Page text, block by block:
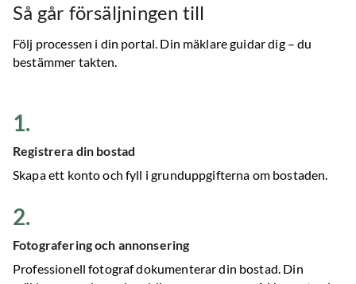
Så går försäljningen till
Följ processen i din portal. Din mäklare guidar dig – du
bestämmer takten.
1.
Registrera din bostad
Skapa ett konto och fyll i grunduppgifterna om bostaden.
2.
Fotografering och annonsering
Professionell fotograf dokumenterar din bostad. Din